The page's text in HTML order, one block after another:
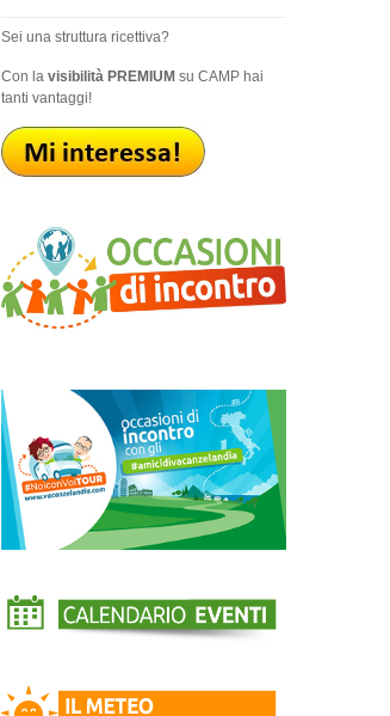
Sei una struttura ricettiva?
Con la visibilità PREMIUMsu CAMP hai
tanti vantaggi!